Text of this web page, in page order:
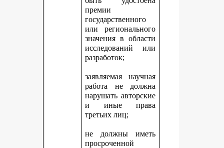
премии
государственного
или регионального
значения в области
исследований или
разработок;
заявляемая научная
работа не должна
нарушать авторские
и иные права
третьих лиц;
не должны иметь
просроченной